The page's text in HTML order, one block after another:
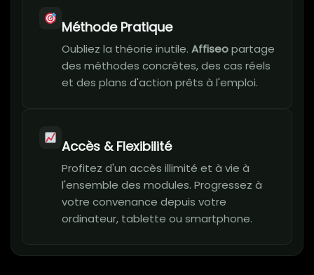
Méthode Pratique
Oubliez la théorie inutile. Affiseopartage
des méthodes concrètes, des cas réels
et des plans d'action prêts à l'emploi.
Accès & Flexibilité
Profitez d'un accès illimité et à vie à
l'ensemble des modules. Progressez à
votre convenance depuis votre
ordinateur, tablette ou smartphone.